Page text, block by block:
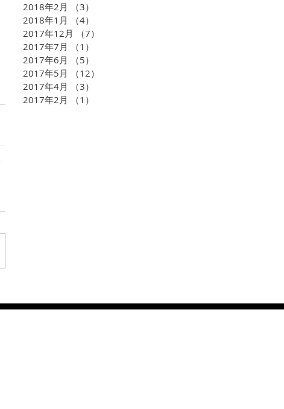
2018年2月
（3）
2018年1月
（4）
2017年12月
（7）
2017年7月
（1）
2017年6月
（5）
2017年5月
（12）
2017年4月
（3）
2017年2月
（1）